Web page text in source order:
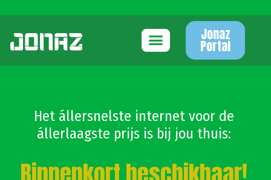
Jonaz
Portal
Het állersnelste internet voor de
állerlaagste prijs is bij jou thuis: